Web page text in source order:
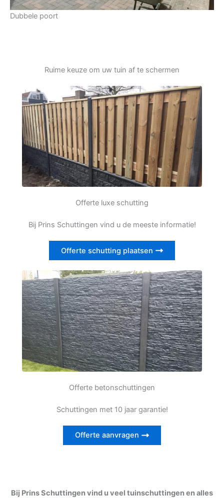
Dubbele poort
Ruime keuze om uw tuin af te schermen
Offerte luxe schutting
Bij Prins Schuttingen vind u de meeste informatie!
Offerte schutting plaatsen
Offerte betonschuttingen
Schuttingen met 10 jaar garantie!
Offerte aanvragen
Bij Prins Schuttingen vind u veel tuinschuttingen en alles